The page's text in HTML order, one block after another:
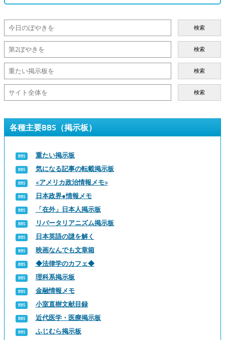
検索
検索
検索
検索
各種主要BBS（掲示板）
重たい掲示板
気になる記事の転載掲示板
<アメリカ政治情報メモ>
日本政界●情報メモ
「在外」日本人掲示板
リバータリアニズム掲示板
日本英語の謎を解く
映画なんでも文章箱
◆法律学のカフェ◆
理科系掲示板
金融情報メモ
小室直樹文献目録
近代医学・医療掲示板
ふじむら掲示板